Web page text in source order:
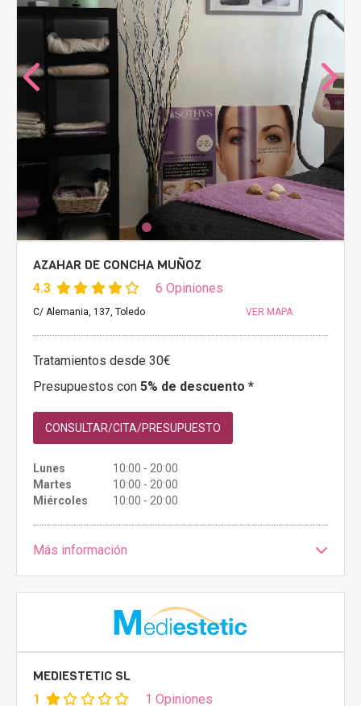
AZAHAR DE CONCHA MUÑOZ
4.3 6 Opiniones
C/ Alemania, 137, Toledo VER MAPA
Tratamientos desde 30€
Presupuestos con 5% de descuento *
CONSULTAR/CITA/PRESUPUESTO
Lunes
10:00 - 20:00
Martes
10:00 - 20:00
Miércoles
10:00 - 20:00
Más información
MEDIESTETIC SL
1 1 Opiniones